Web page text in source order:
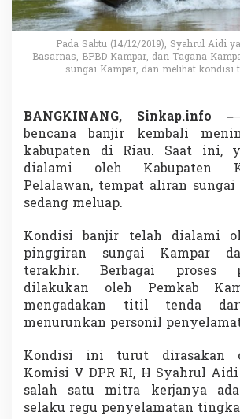
,
S
A
i
i
a
t
i
Pada Sabtu (14/12/2019), Syahrul Aidi
Basarnas, BPBD Kampar, dan Tagana
sungai Kampar, dan melihat kondisi
BANGKINANG, Sinkap.info –
bencana banjir kembali
kabupaten di Riau. Saat ini,
dialami oleh Kabupaten
Pelalawan, tempat aliran
sedang meluap.
Kondisi banjir telah dialami
pinggiran sungai Kampar
terakhir. Berbagai proses
dilakukan oleh Pemkab
mengadakan titil tenda
menurunkan personil
Kondisi ini turut dirasakan
Komisi V DPR RI, H Syahrul
salah satu mitra kerjanya
selaku regu penyelamatan